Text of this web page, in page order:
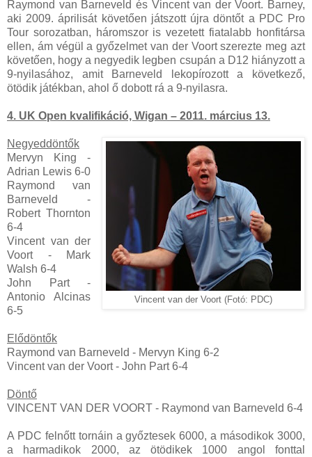
Raymond van Barneveld és Vincent van der Voort. Barney,
aki 2009. áprilisát követően játszott újra döntőt a PDC Pro
Tour sorozatban, háromszor is vezetett fiatalabb honfitársa
ellen, ám végül a győzelmet van der Voort szerezte meg azt
követően, hogy a negyedik legben csupán a D12 hiányzott a
9-nyilasához, amit Barneveld lekopírozott a következő,
ötödik játékban, ahol ő dobott rá a 9-nyilasra.
4. UK Open kvalifikáció, Wigan – 2011. március 13.
Vincent van der Voort (Fotó: PDC)
Negyeddöntők
Mervyn King -
Adrian Lewis 6-0
Raymond van
Barneveld -
Robert Thornton
6-4
Vincent van der
Voort - Mark
Walsh 6-4
John Part -
Antonio Alcinas
6-5
Elődöntők
Raymond van Barneveld - Mervyn King 6-2
Vincent van der Voort - John Part6-4
Döntő
VINCENT VAN DER VOORT - Raymond van Barneveld 6-4
A PDC felnőtt tornáin a győztesek 6000, a másodikok 3000,
a harmadikok 2000, az ötödikek 1000 angol fonttal